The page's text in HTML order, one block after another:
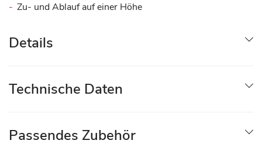
Zu- und Ablauf auf einer Höhe
Details
Technische Daten
Passendes Zubehör